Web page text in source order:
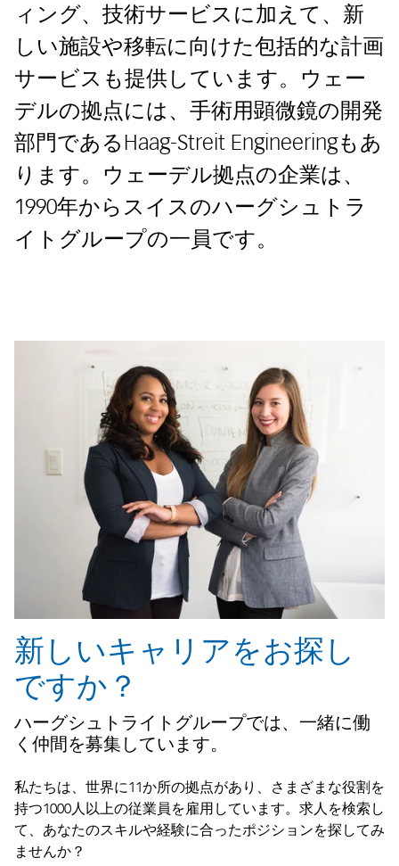
ィング、技術サービスに加えて、新
しい施設や移転に向けた包括的な計画
サービスも提供しています。ウェー
デルの拠点には、手術用顕微鏡の開発
部門であるHaag-Streit Engineeringもあ
ります。ウェーデル拠点の企業は、
1990年からスイスのハーグシュトラ
イトグループの一員です。
新しいキャリアをお探し
ですか？
ハーグシュトライトグループでは、一緒に働
く仲間を募集しています。
私たちは、世界に11か所の拠点があり、さまざまな役割を
持つ1000人以上の従業員を雇用しています。求人を検索し
て、あなたのスキルや経験に合ったポジションを探してみ
ませんか？